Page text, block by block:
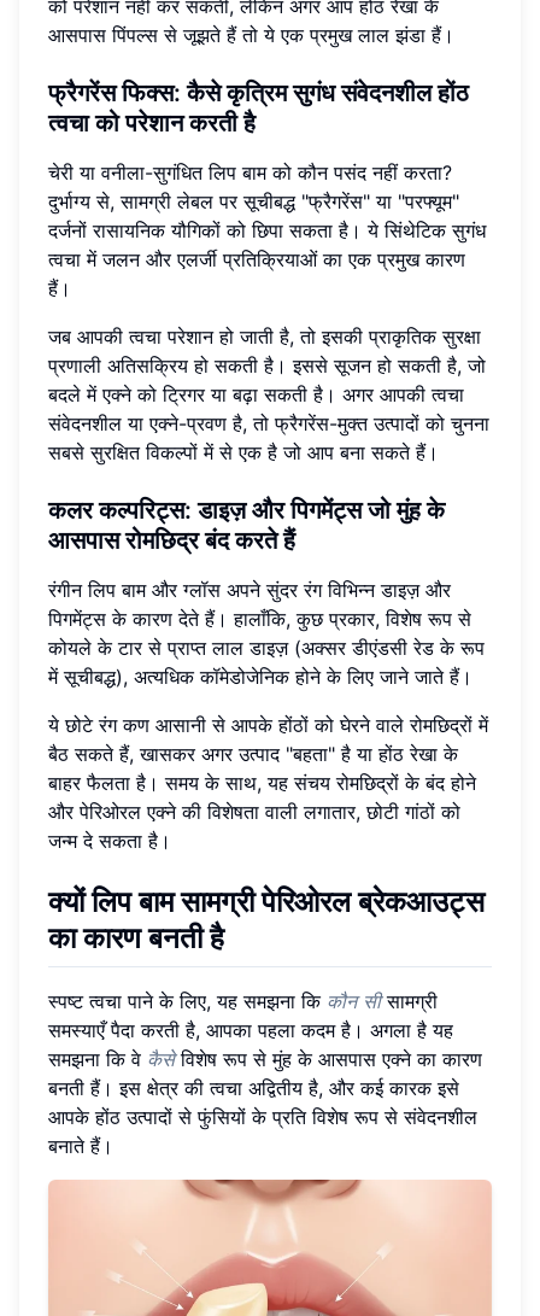
को परेशान नहीं कर सकतीं, लेकिन अगर आप होंठ रेखा के
आसपास पिंपल्स से जूझते हैं तो ये एक प्रमुख लाल झंडा हैं।
फ्रैगरेंस फिक्स: कैसे कृत्रिम सुगंध संवेदनशील होंठ
त्वचा को परेशान करती है
चेरी या वनीला-सुगंधित लिप बाम को कौन पसंद नहीं करता?
दुर्भाग्य से, सामग्री लेबल पर सूचीबद्ध "फ्रैगरेंस" या "परफ्यूम"
दर्जनों रासायनिक यौगिकों को छिपा सकता है। ये सिंथेटिक सुगंध
त्वचा में जलन और एलर्जी प्रतिक्रियाओं का एक प्रमुख कारण
हैं।
जब आपकी त्वचा परेशान हो जाती है, तो इसकी प्राकृतिक सुरक्षा
प्रणाली अतिसक्रिय हो सकती है। इससे सूजन हो सकती है, जो
बदले में एक्ने को ट्रिगर या बढ़ा सकती है। अगर आपकी त्वचा
संवेदनशील या एक्ने-प्रवण है, तो फ्रैगरेंस-मुक्त उत्पादों को चुनना
सबसे सुरक्षित विकल्पों में से एक है जो आप बना सकते हैं।
कलर कल्परिट्स: डाइज़ और पिगमेंट्स जो मुंह के
आसपास रोमछिद्र बंद करते हैं
रंगीन लिप बाम और ग्लॉस अपने सुंदर रंग विभिन्न डाइज़ और
पिगमेंट्स के कारण देते हैं। हालाँकि, कुछ प्रकार, विशेष रूप से
कोयले के टार से प्राप्त लाल डाइज़ (अक्सर डीएंडसी रेड के रूप
में सूचीबद्ध), अत्यधिक कॉमेडोजेनिक होने के लिए जाने जाते हैं।
ये छोटे रंग कण आसानी से आपके होंठों को घेरने वाले रोमछिद्रों में
बैठ सकते हैं, खासकर अगर उत्पाद "बहता" है या होंठ रेखा के
बाहर फैलता है। समय के साथ, यह संचय रोमछिद्रों के बंद होने
और पेरिओरल एक्ने की विशेषता वाली लगातार, छोटी गांठों को
जन्म दे सकता है।
क्यों लिप बाम सामग्री पेरिओरल ब्रेकआउट्स
का कारण बनती है
स्पष्ट त्वचा पाने के लिए, यह समझना कि कौन सीसामग्री
समस्याएँ पैदा करती है, आपका पहला कदम है। अगला है यह
समझना कि वे कैसेविशेष रूप से मुंह के आसपास एक्ने का कारण
बनती हैं। इस क्षेत्र की त्वचा अद्वितीय है, और कई कारक इसे
आपके होंठ उत्पादों से फुंसियों के प्रति विशेष रूप से संवेदनशील
बनाते हैं।